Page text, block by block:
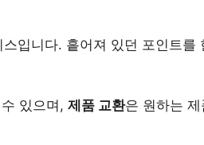
입니다. 흩어져 있던 포인트를
있으며, 제품 교환은 원하는 제